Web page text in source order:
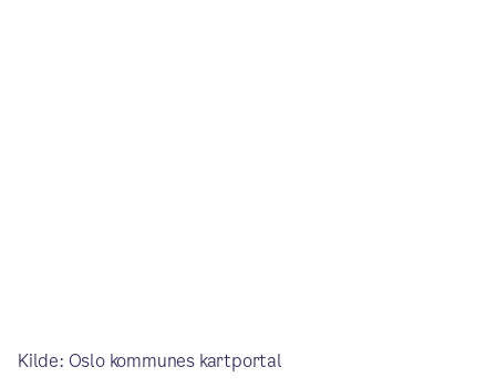
Kilde: Oslo kommunes kartportal